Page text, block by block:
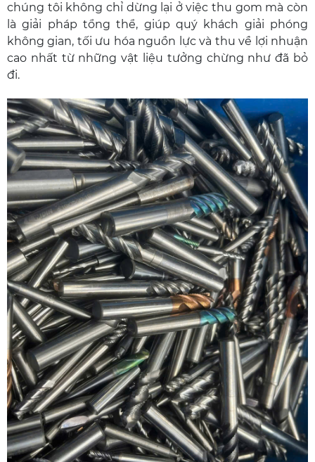
chúng tôi không chỉ dừng lại ở việc thu gom mà còn
là giải pháp tổng thể, giúp quý khách giải phóng
không gian, tối ưu hóa nguồn lực và thu về lợi nhuận
cao nhất từ những vật liệu tưởng chừng như đã bỏ
đi.